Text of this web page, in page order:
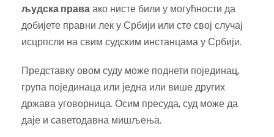
људска праваако нисте били у могућности да
добијете правни лек у Србији или сте свој случај
исцрпсли на свим судским инстанцама у Србији.
Представку овом суду може поднети појединац,
група појединаца или једна или више других
држава уговорница. Осим пресуда, суд може да
даје и саветодавна мишљења.